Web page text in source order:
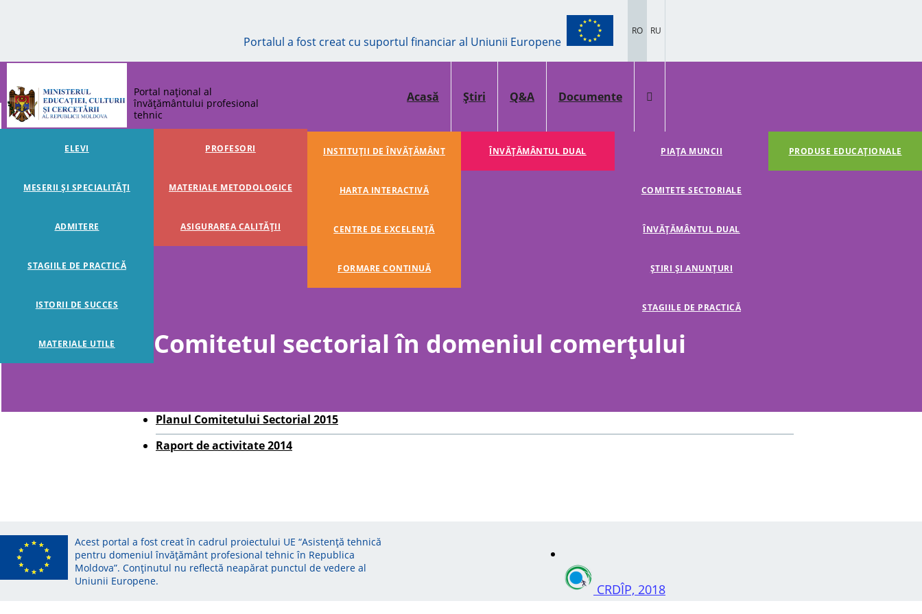
Portalul a fost creat cu suportul financiar al Uniunii Europene
RO RU
Portal național al
învățământului profesional
tehnic
Acasă Știri Q&A Documente
ELEVI
MESERII ȘI SPECIALITĂȚI
ADMITERE
STAGIILE DE PRACTICĂ
ISTORII DE SUCCES
MATERIALE UTILE
PROFESORI
MATERIALE METODOLOGICE
ASIGURAREA CALITĂȚII
INSTITUȚII DE ÎNVĂȚĂMÂNT
HARTA INTERACTIVĂ
CENTRE DE EXCELENȚĂ
FORMARE CONTINUĂ
ÎNVĂŢĂMÂNTUL DUAL PIAȚA MUNCII
COMITETE SECTORIALE
ÎNVĂȚĂMÂNTUL DUAL
ȘTIRI ȘI ANUNȚURI
STAGIILE DE PRACTICĂ
PRODUSE EDUCAȚIONALE
Comitetul sectorial în domeniul comerţului
Planul Comitetului Sectorial 2015
Raport de activitate 2014
CRDÎP, 2018
Acest portal a fost creat în cadrul proiectului UE “Asistență tehnică
pentru domeniul învățământ profesional tehnic în Republica
Moldova”. Conținutul nu reflectă neapărat punctul de vedere al
Uniunii Europene.